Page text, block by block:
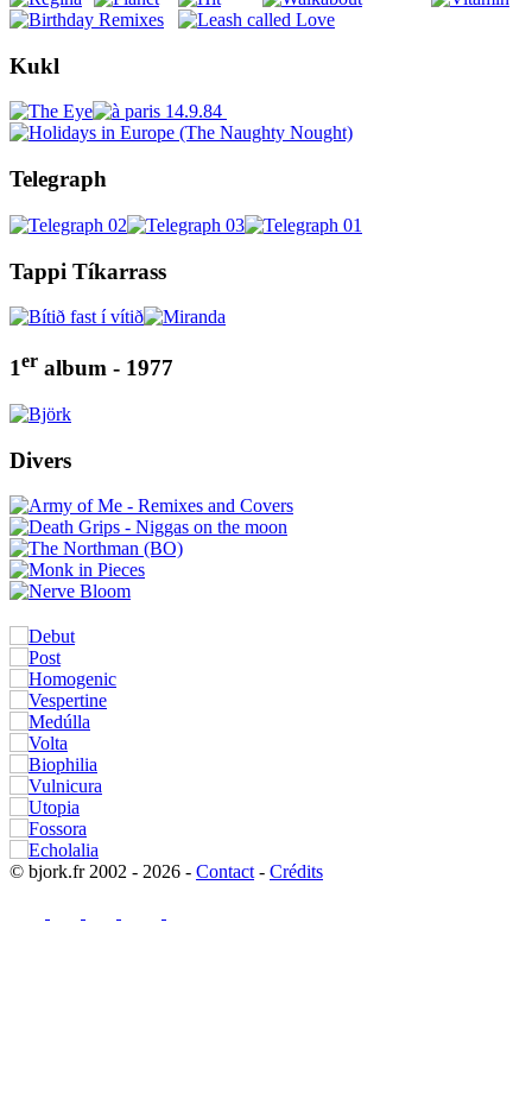
Kukl
Telegraph
Tappi Tíkarrass
1er album - 1977
Divers
© bjork.fr 2002 - 2026 - Contact - Crédits